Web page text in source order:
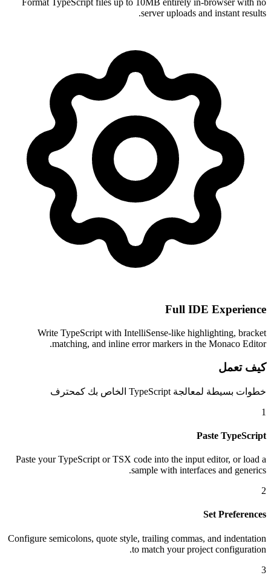
server uploads and instant results.
Full IDE Experience
Write TypeScript with IntelliSense-like highlighting, bracket
matching, and inline error markers in the Monaco Editor.
كيف تعمل
خطوات بسيطة لمعالجة TypeScript الخاص بك كمحترف
1
Paste TypeScript
Paste your TypeScript or TSX code into the input editor, or load a
sample with interfaces and generics.
2
Set Preferences
Configure semicolons, quote style, trailing commas, and indentation
to match your project configuration.
3